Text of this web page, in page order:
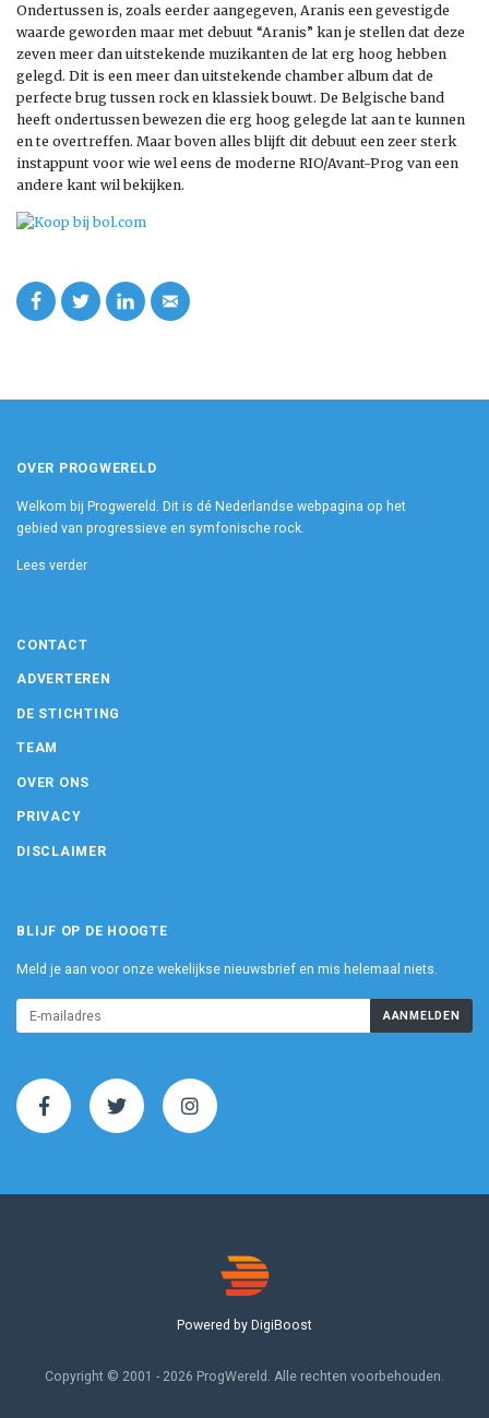
Ondertussen is, zoals eerder aangegeven, Aranis een gevestigde
waarde geworden maar met debuut “Aranis” kan je stellen dat deze
zeven meer dan uitstekende muzikanten de lat erg hoog hebben
gelegd. Dit is een meer dan uitstekende chamber album dat de
perfecte brug tussen rock en klassiek bouwt. De Belgische band
heeft ondertussen bewezen die erg hoog gelegde lat aan te kunnen
en te overtreffen. Maar boven alles blijft dit debuut een zeer sterk
instappunt voor wie wel eens de moderne RIO/Avant-Prog van een
andere kant wil bekijken.
OVER PROGWERELD
Welkom bij Progwereld. Dit is dé Nederlandse webpagina op het
gebied van progressieve en symfonische rock.
Lees verder
CONTACT
ADVERTEREN
DE STICHTING
TEAM
OVER ONS
PRIVACY
DISCLAIMER
BLIJF OP DE HOOGTE
Meld je aan voor onze wekelijkse nieuwsbrief en mis helemaal niets.
AANMELDEN
Powered by DigiBoost
Copyright © 2001 - 2026 ProgWereld. Alle rechten voorbehouden.